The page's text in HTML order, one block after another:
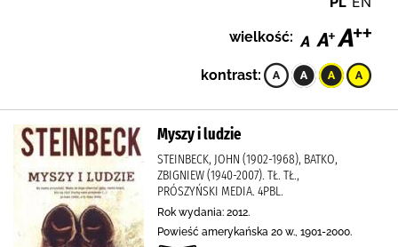
wielkość:
kontrast:
Myszy i ludzie
STEINBECK, JOHN (1902-1968), BATKO,
ZBIGNIEW (1940-2007). TŁ. TŁ.,
PRÓSZYŃSKI MEDIA. 4PBL.
Rok wydania: 2012.
Powieść amerykańska 20 w., 1901-2000.